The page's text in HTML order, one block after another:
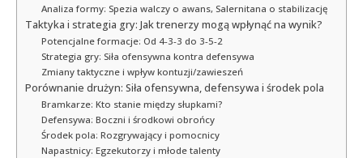
Analiza formy: Spezia walczy o awans, Salernitana o stabilizację
Taktyka i strategia gry: Jak trenerzy mogą wpłynąć na wynik?
Potencjalne formacje: Od 4-3-3 do 3-5-2
Strategia gry: Siła ofensywna kontra defensywa
Zmiany taktyczne i wpływ kontuzji/zawieszeń
Porównanie drużyn: Siła ofensywna, defensywa i środek pola
Bramkarze: Kto stanie między słupkami?
Defensywa: Boczni i środkowi obrońcy
Środek pola: Rozgrywający i pomocnicy
Napastnicy: Egzekutorzy i młode talenty